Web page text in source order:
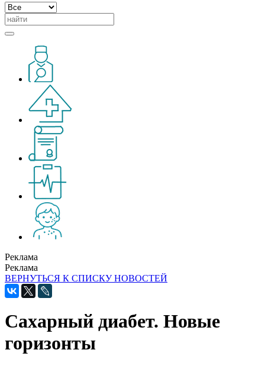
Реклама
Реклама
ВЕРНУТЬСЯ К СПИСКУ НОВОСТЕЙ
Сахарный диабет. Новые
горизонты